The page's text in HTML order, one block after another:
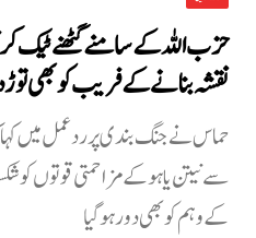
حزب اللہ کے سامنے گھٹنے ٹیک کر
نقشہ بنانے کے فریب کو بھی توڑ
حماس نے جنگ بندی پر ردعمل میں کہا
سے نیتن یاہو کے مزاحمتی قوتوں کو
کے وہم کو بھی دور ہوگیا